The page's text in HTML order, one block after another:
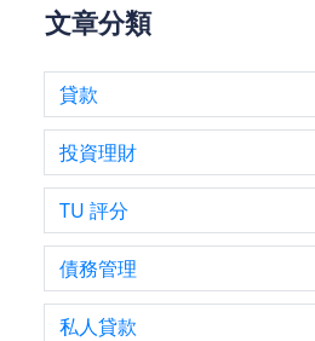
文章分類
貸款
投資理財
TU 評分
債務管理
私人貸款